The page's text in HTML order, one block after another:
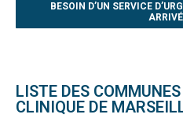
BESOIN D’UN SERVICE
LISTE DES
CLINIQUE DE